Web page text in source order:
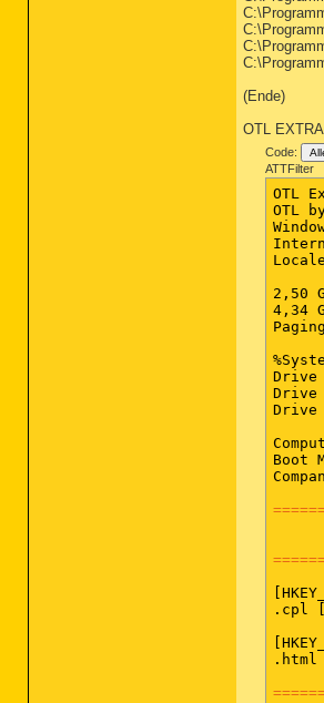
(Ende)
OTL
Code:
ATTFilter
OTL
OTL
2,50
4,34
Drive
Drive
Drive
Boot
.cpl
.html